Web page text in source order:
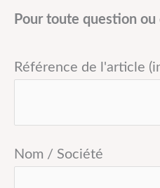
Pour toute question
Référence de l'article
Nom / Société